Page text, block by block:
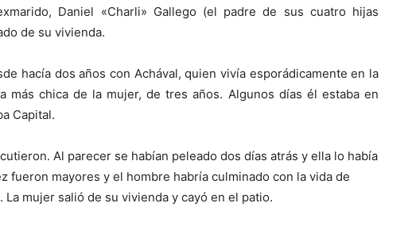
Daniel «Charli» Gallego (el padre de sus cuatro hijas
de su vivienda.
hacía dos años con Achával, quien vivía esporádicamente en la
más chica de la mujer, de tres años. Algunos días él estaba en
Capital.
Al parecer se habían peleado dos días atrás y ella lo había
fueron mayores y el hombre habría culminado con la vida de
La mujer salió de su vivienda y cayó en el patio.